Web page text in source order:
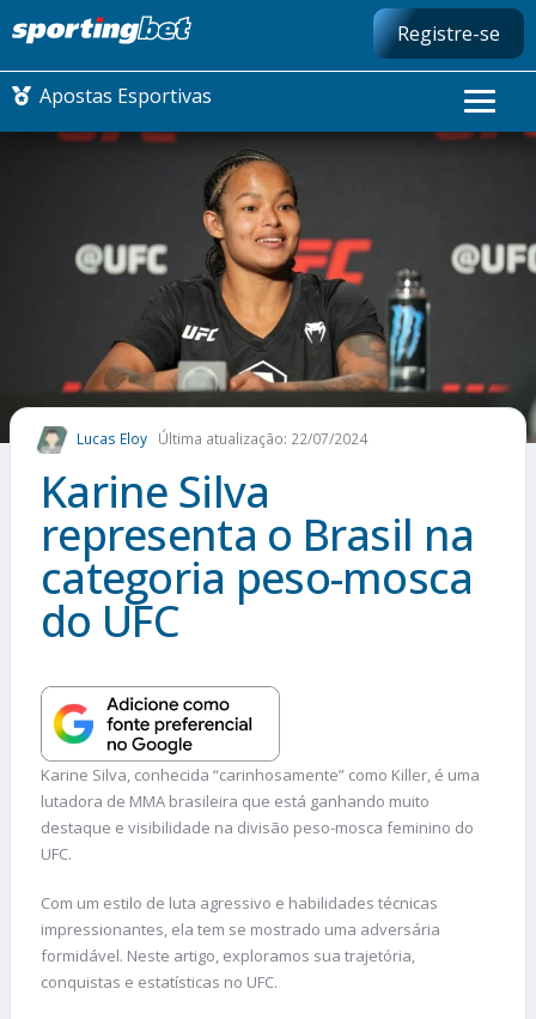
Registre-se
Apostas Esportivas
CONMEBOL LIBERTADORES
FUTEBOL NACIONAL
FUTEBOL INTERNACIONAL
COMO APOSTAR
MAIS ESPORTES
Lucas Eloy Última atualização: 22/07/2024
Karine Silva
representa o Brasil na
categoria peso-mosca
do UFC
Karine Silva, conhecida “carinhosamente” como Killer, é uma
lutadora de MMA brasileira que está ganhando muito
destaque e visibilidade na divisão peso-mosca feminino do
UFC.
Com um estilo de luta agressivo e habilidades técnicas
impressionantes, ela tem se mostrado uma adversária
formidável. Neste artigo, exploramos sua trajetória,
conquistas e estatísticas no UFC.